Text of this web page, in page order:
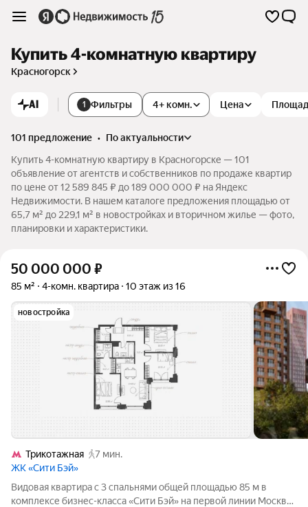
Купить 4-комнатную квартиру
Красногорск
AI 1 Фильтры 4+ комн. Цена
101 предложение •
по актуальности
Купить 4-комнатную квартиру в Красногорске — 101
объявление от агентств и собственников по продаже квартир
по цене от 12 589 845 ₽ до 189 000 000 ₽ на Яндекс
Недвижимости. В нашем каталоге предложения площадью от
65,7 м² до 229,1 м² в новостройках и вторичном жилье — фото,
планировки и характеристики.
50 000 000 ₽
85 м² 4-комн. квартира 10 этаж из 16
новостройка
Трикотажная
7 мин.
ЖК «Сити Бэй»
Видовая квартира с 3 спальнями общей площадью 85 м в
комплексе бизнес-класса «Сити Бэй» на первой линии Москвы-